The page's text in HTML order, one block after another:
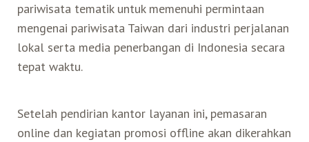
pariwisata tematik untuk memenuhi permintaan
mengenai pariwisata Taiwan dari industri perjalanan
lokal serta media penerbangan di Indonesia secara
tepat waktu.
Setelah pendirian kantor layanan ini, pemasaran
online dan kegiatan promosi offline akan dikerahkan